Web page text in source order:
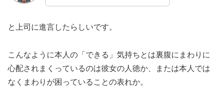
と上司に進言したらしいです。
こんなように本人の「できる」気持ちとは裏腹にまわりに
心配されまくっているのは彼女の人徳か、または本人では
なくまわりが困っていることの表れか。